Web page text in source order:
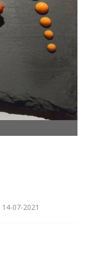
14-07-2021